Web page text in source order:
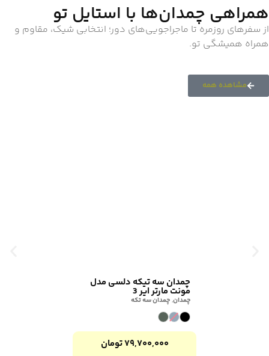
همراهی چمدان‌ها با استایل تو
از سفرهای روزمره تا ماجراجویی‌های دور؛ انتخابی شیک، مقاوم و
همراه همیشگی تو.
مشاهده همه
چمدان سه تیکه دلسی مدل
مونت مارتر ایر 3
چمدان,چمدان سه تکه
۷۹,۷۰۰,۰۰۰تومان